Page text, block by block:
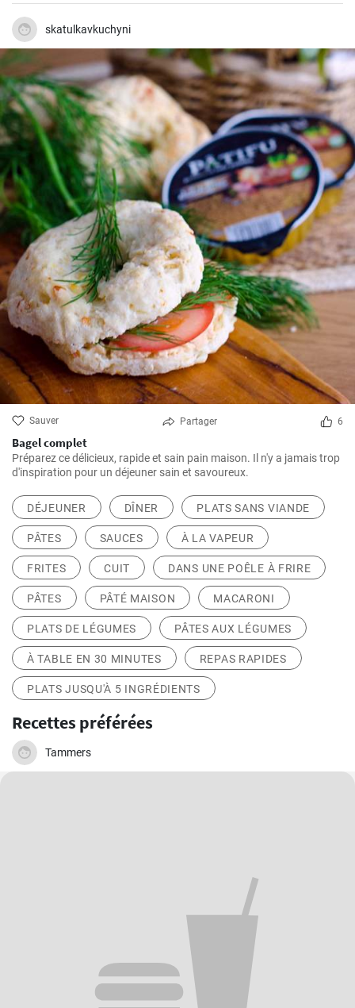
skatulkavkuchyni
Sauver Partager 6
Bagel complet
Préparez ce délicieux, rapide et sain pain maison. Il n'y a jamais trop
d'inspiration pour un déjeuner sain et savoureux.
DÉJEUNER DÎNER PLATS SANS VIANDE
PÂTES SAUCES À LA VAPEUR
FRITES CUIT DANS UNE POÊLE À FRIRE
PÂTES PÂTÉ MAISON MACARONI
PLATS DE LÉGUMES PÂTES AUX LÉGUMES
À TABLE EN 30 MINUTES REPAS RAPIDES
PLATS JUSQU'À 5 INGRÉDIENTS
Recettes préférées
Tammers